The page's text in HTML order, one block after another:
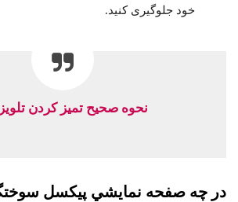
خود جلوگیری کنید.
نحوه صحیح تمیز کردن
در چه صفحه نمايشي پيكسل